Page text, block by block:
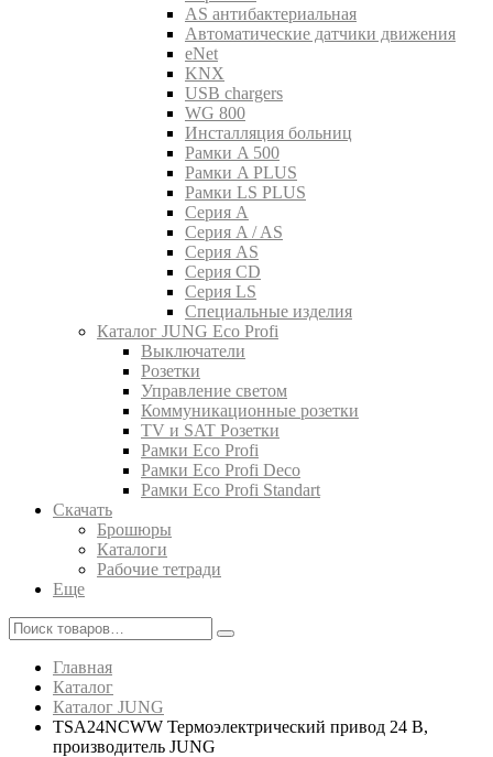
AS антибактериальная
Aвтоматические датчики движения
eNet
KNX
USB chargers
WG 800
Инсталляция больниц
Рамки A 500
Рамки A PLUS
Рамки LS PLUS
Серия A
Серия A / AS
Серия AS
Серия CD
Серия LS
Специальные изделия
Каталог JUNG Eco Profi
Выключатели
Розетки
Управление светом
Коммуникационные розетки
TV и SAT Розетки
Рамки Eco Profi
Рамки Eco Profi Deco
Рамки Eco Profi Standart
Скачать
Брошюры
Каталоги
Рабочие тетради
Еще
Главная
Каталог
Каталог JUNG
TSA24NCWW Термоэлектрический привод 24 В,
производитель JUNG